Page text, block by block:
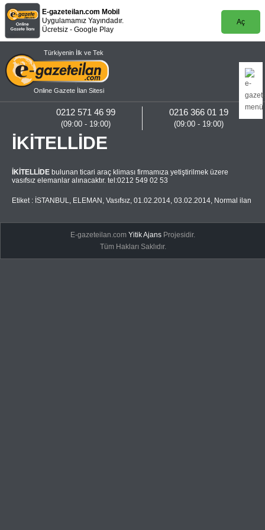
E-gazeteilan.com Mobil
Uygulamamız Yayındadır.
Ücretsiz - Google Play
Aç
Türkiyenin İlk ve Tek
Online Gazete İlan Sitesi
0216 366 01 19
(09:00 - 19:00)
0212 571 46 99
(09:00 - 19:00)
İKİTELLİDE
İKİTELLİDE bulunan ticari araç kliması firmamıza yetiştirilmek üzere
vasıfsız elemanlar alınacaktır. tel:0212 549 02 53
Etiket : İSTANBUL, ELEMAN , Vasıfsız, 01.02.2014, 03.02.2014, Normal ilan
E-gazeteilan.comYitik Ajans Projesidir.
Tüm Hakları Saklıdır.